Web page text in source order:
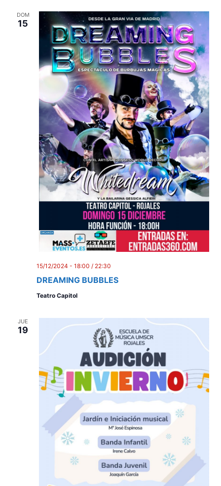
DOM
15
DREAMING BUBBLES
15/12/2024 - 18:00 / 22:30
Teatro Capitol
JUE
19